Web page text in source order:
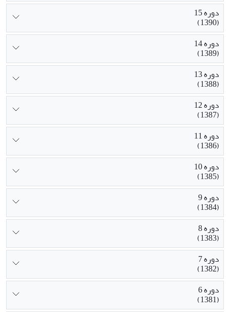
دوره 15
(1390)
دوره 14
(1389)
دوره 13
(1388)
دوره 12
(1387)
دوره 11
(1386)
دوره 10
(1385)
دوره 9
(1384)
دوره 8
(1383)
دوره 7
(1382)
دوره 6
(1381)